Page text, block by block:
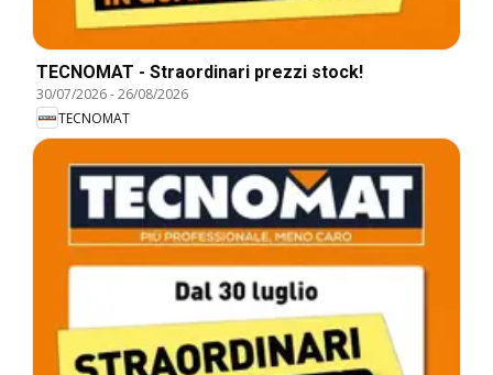
TECNOMAT - Straordinari prezzi stock!
30/07/2026-26/08/2026
TECNOMAT